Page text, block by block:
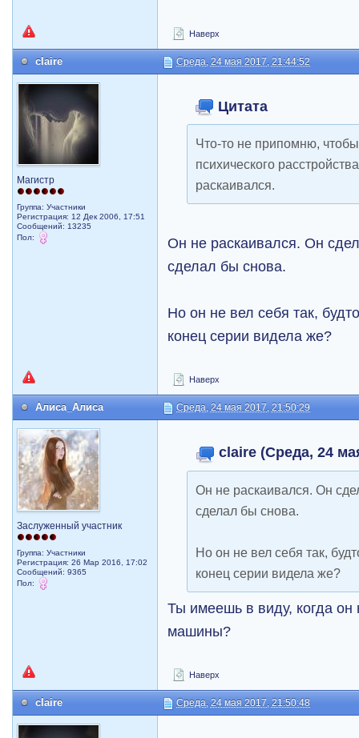
Наверх
claire Среда, 24 мая 2017, 21:44:52
Магистр
Группа: Участники
Регистрация: 12 Дек 2006, 17:51
Сообщений: 13235
Пол:
Цитата
Что-то не припомню,
психического
раскаивался.
Он не раскаивался. Он
сделал бы снова.
Но он не вел себя так,
конец серии видела же?
Наверх
Алиса_Алиса Среда, 24 мая 2017, 21:50:29
Заслуженный участник
Группа: Участники
Регистрация: 26 Мар 2016, 17:02
Сообщений: 9365
Пол:
claire (Среда, 24
Он не раскаивался. Он
сделал бы снова.
Но он не вел себя так,
конец серии видела же?
Ты имеешь в виду, когда
машины?
Наверх
claire Среда, 24 мая 2017, 21:50:48